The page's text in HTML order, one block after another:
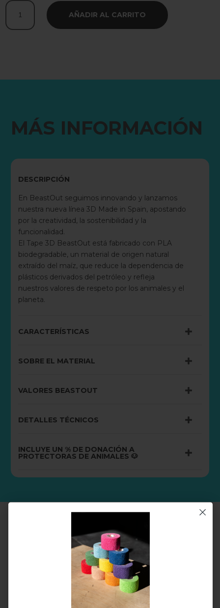
Tape
BeastOut
AÑADIR AL CARRITO
MÁS INFORMACIÓN
DESCRIPCIÓN
En BeastOut seguimos innovando y lanzamos
nuestra nueva línea 3D Made in Spain, apostando
por la creatividad, la sostenibilidad y la
funcionalidad.
El Tape 3D BeastOut está fabricado con PLA
biodegradable, un material de origen natural
extraído del maíz, que reduce la dependencia de
plásticos derivados del petróleo y refleja
nuestros valores de respeto por los animales y el
planeta.
CARACTERÍSTICAS
SOBRE EL MATERIAL
VALORES BEASTOUT
DETALLES TÉCNICOS
INCLUYE UN % DE DONACIÓN A
PROTECTORAS DE ANIMALES 🐶
PRODUCTOS RELACIONADOS